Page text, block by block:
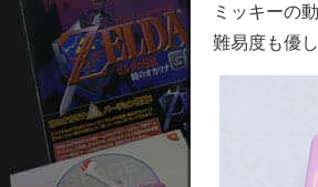
ミッキーの
難易度も優